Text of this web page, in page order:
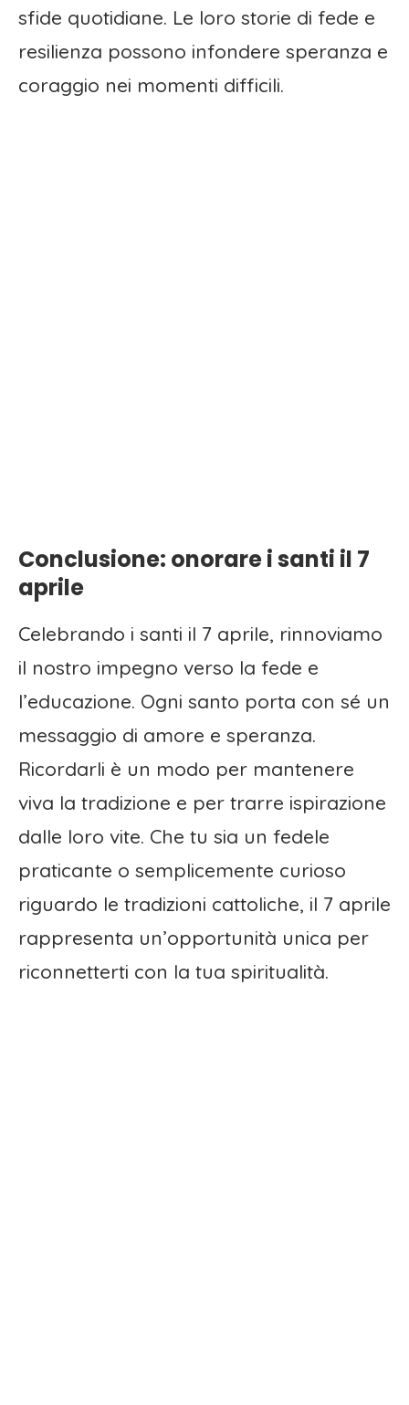
sfide quotidiane. Le loro storie di fede e
resilienza possono infondere speranza e
coraggio nei momenti difficili.
Conclusione: onorare i santi il 7
aprile
Celebrando i santi il 7 aprile, rinnoviamo
il nostro impegno verso la fede e
l’educazione. Ogni santo porta con sé un
messaggio di amore e speranza.
Ricordarli è un modo per mantenere
viva la tradizione e per trarre ispirazione
dalle loro vite. Che tu sia un fedele
praticante o semplicemente curioso
riguardo le tradizioni cattoliche, il 7 aprile
rappresenta un’opportunità unica per
riconnetterti con la tua spiritualità.